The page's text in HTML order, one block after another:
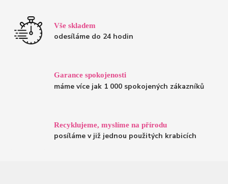
Vše skladem
odesíláme do 24 hodin
Garance spokojenosti
máme více jak 1 000 spokojených zákazníků
Recyklujeme, myslíme na přírodu
posíláme v již jednou použitých krabicích